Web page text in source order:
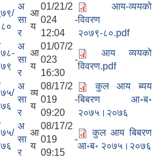
७९/
८०
अ
सा
र
आ
य
01/21/2
024 -
12:04
आय-व्ययको
विवरण
२०७९-८०.pdf
७८-
७९
अ
सा
र
आ
य
01/07/2
023 -
16:30
आय व्ययको
विवरण.pdf
७५/
७६
अ
सा
र
व्य
य
08/17/2
019 -
09:20
कुल आय ब्यय
बिबरण आ॰ब॰
२०७५।२०७६
७५/
७६
अ
सा
र
आ
य
08/17/2
019 -
09:15
कुल आय बिबरण
आ॰ब॰ २०७५।२०७६